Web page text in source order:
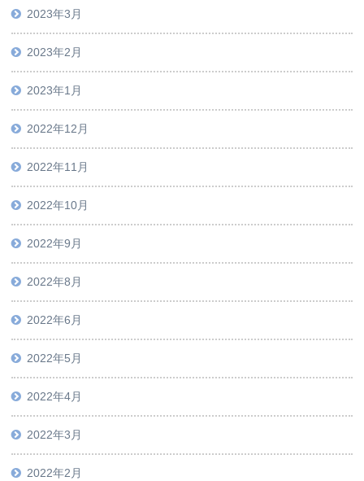
2023年3月
2023年2月
2023年1月
2022年12月
2022年11月
2022年10月
2022年9月
2022年8月
2022年6月
2022年5月
2022年4月
2022年3月
2022年2月